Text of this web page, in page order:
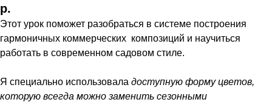
р.
Этот урок поможет разобраться в системе построения
гармоничных коммерческих композиций и научиться
работать в современном садовом стиле.
Я специально использовала доступную форму цветов,
которую всегда можно заменить сезонными